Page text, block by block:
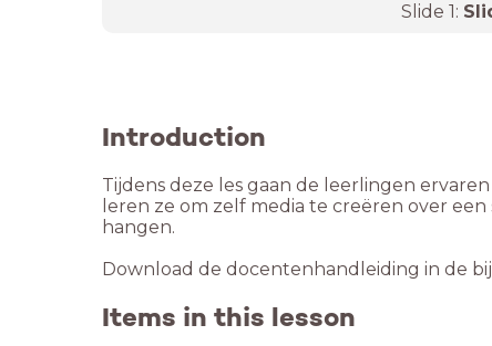
Slide 1:
Introduction
Tijdens deze les gaan de leerlingen
leren ze om zelf media te creëren over
hangen.
Download de docentenhandleiding in de
Items in this lesson